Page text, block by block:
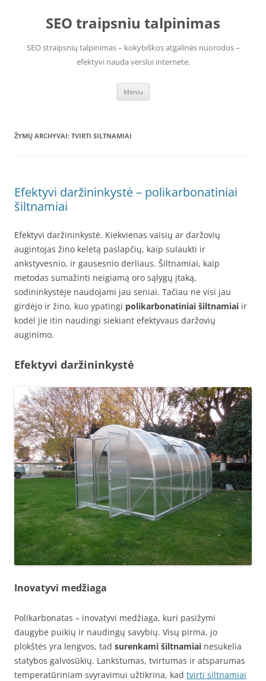
SEO traipsniu talpinimas
SEO straipsnių talpinimas – kokybiškos atgalinės nuorodos –
efektyvi nauda verslui internete.
Meniu
ŽYMŲ ARCHYVAI: TVIRTI SILTNAMIAI
Efektyvi daržininkystė – polikarbonatiniai
šiltnamiai
Efektyvi daržininkystė. Kiekvienas vaisių ar daržovių
augintojas žino keletą paslapčių, kaip sulaukti ir
ankstyvesnio, ir gausesnio derliaus. Šiltnamiai, kaip
metodas sumažinti neigiamą oro sąlygų įtaką,
sodininkystėje naudojami jau seniai. Tačiau ne visi jau
girdėjo ir žino, kuo ypatingi polikarbonatiniai šiltnamiai ir
kodėl jie itin naudingi siekiant efektyvaus daržovių
auginimo.
Efektyvi daržininkystė
Inovatyvi medžiaga
Polikarbonatas – inovatyvi medžiaga, kuri pasižymi
daugybe puikių ir naudingų savybių. Visų pirma, jo
plokštės yra lengvos, tad surenkami šiltnamiai nesukelia
statybos galvosūkių. Lankstumas, tvirtumas ir atsparumas
temperatūriniam svyravimui užtikrina, kad tvirti siltnamiai